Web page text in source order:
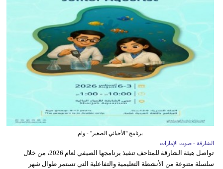
برنامج "الأحيائي الصغير" - وام
الشارقة - صوت الإمارات
تواصل هيئة الشارقة للمتاحف تنفيذ برنامجها الصيفي لعام 2026، من خلال
سلسلة متنوعة من الأنشطة التعليمية والتفاعلية التي تستمر طوال شهر